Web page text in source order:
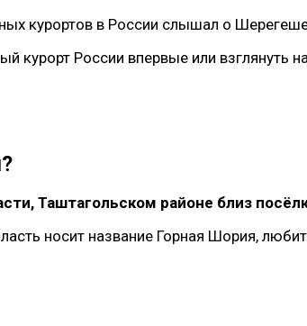
курортов в России слышал о
курорт России впервые или взглянуть
Таштагольском районе близ
носит название Горная Шория,